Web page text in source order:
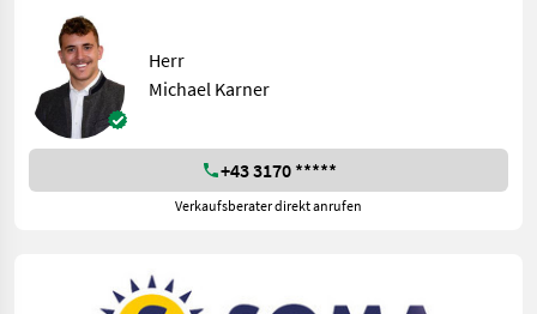
Herr
Michael Karner
+43 3170 *****
Verkaufsberater direkt anrufen